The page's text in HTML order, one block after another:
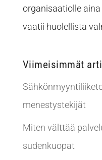
organisaatiolle
vaatii huolellista
Viimeisimmät
menestystekijät
Miten välttää
sudenkuopat